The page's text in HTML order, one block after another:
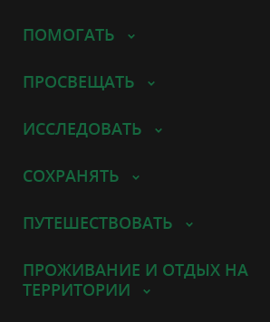
ПОМОГАТЬ
ПРОСВЕЩАТЬ
ИССЛЕДОВАТЬ
СОХРАНЯТЬ
ПУТЕШЕСТВОВАТЬ
ПРОЖИВАНИЕ И ОТДЫХ НА
ТЕРРИТОРИИ